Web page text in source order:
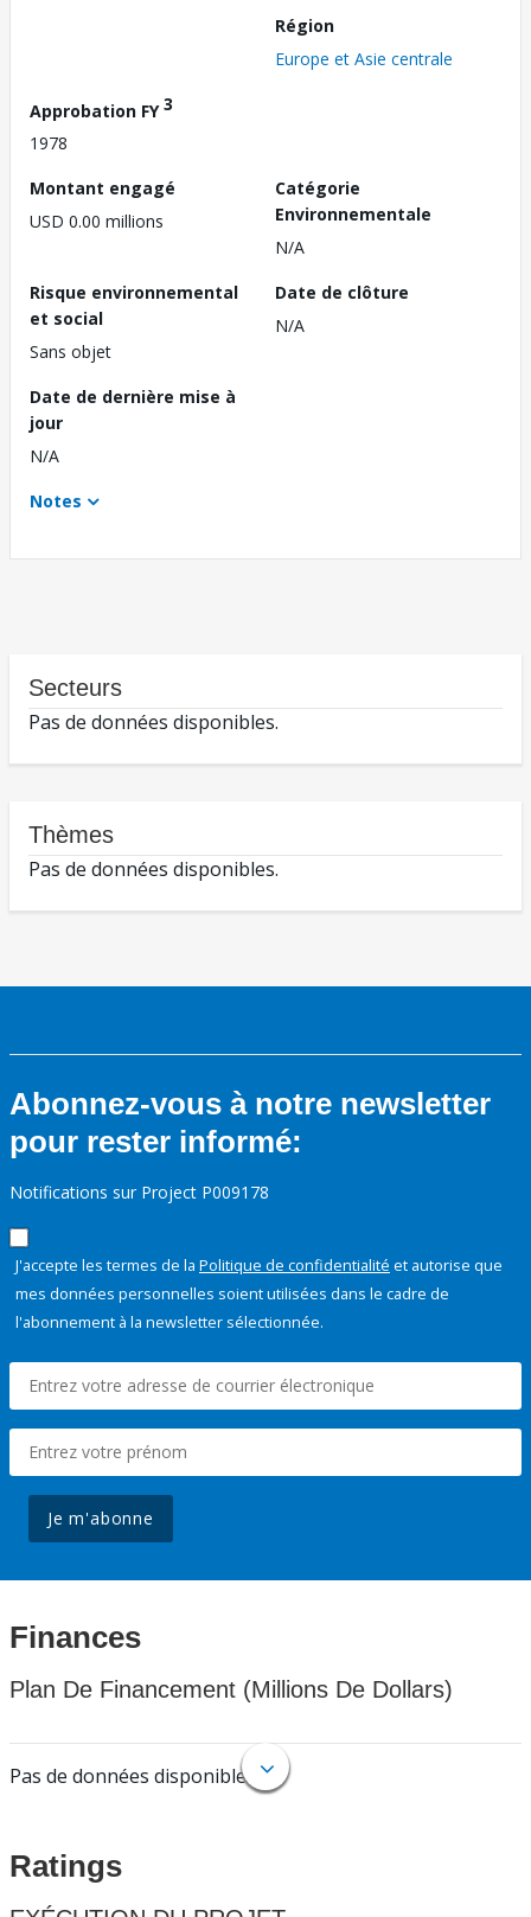
Région
Europe et Asie centrale
Approbation FY3
1978
Montant engagé
USD 0.00 millions
Catégorie
Environnementale
N/A
Risque environnemental
et social
Sans objet
Date de clôture
N/A
Date de dernière mise à
jour
N/A
Notes
Secteurs
Pas de données disponibles.
Thèmes
Pas de données disponibles.
Abonnez-vous à notre newsletter
pour rester informé:
Notifications sur Project P009178
J'accepte les termes de la Politique de confidentialité et autorise que
mes données personnelles soient utilisées dans le cadre de
l'abonnement à la newsletter sélectionnée.
Je m'abonne
Finances
Plan De Financement (Millions De Dollars)
Pas de données disponibles.
Ratings